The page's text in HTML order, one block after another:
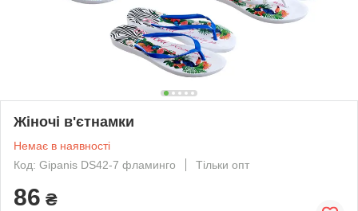
Жіночі в'єтнамки
Немає в наявності
Код: Gipanis DS42-7 фламинго
Тільки опт
86 ₴